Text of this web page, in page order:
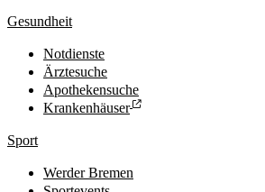
Gesundheit
Notdienste
Ärztesuche
Apothekensuche
Krankenhäuser
Sport
Werder Bremen